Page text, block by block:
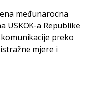
međunarodna
USKOK-a Republike
preko
mjere i